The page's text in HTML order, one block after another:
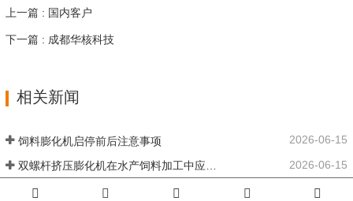
上一篇 : 国内客户
下一篇 : 成都华核科技
相关新闻
饲料膨化机启停前后注意事项 2026-06-15
2026-06-15
膨化机械设备：哪些材料适合加工制作？ 2026-06-12